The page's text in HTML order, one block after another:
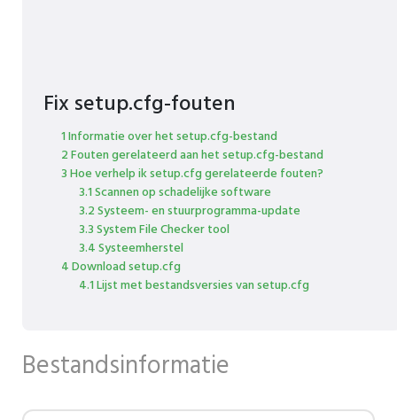
Fix setup.cfg-fouten
1 Informatie over het setup.cfg-bestand
2 Fouten gerelateerd aan het setup.cfg-bestand
3 Hoe verhelp ik setup.cfg gerelateerde fouten?
3.1 Scannen op schadelijke software
3.2 Systeem- en stuurprogramma-update
3.3 System File Checker tool
3.4 Systeemherstel
4 Download setup.cfg
4.1 Lijst met bestandsversies van setup.cfg
Bestandsinformatie